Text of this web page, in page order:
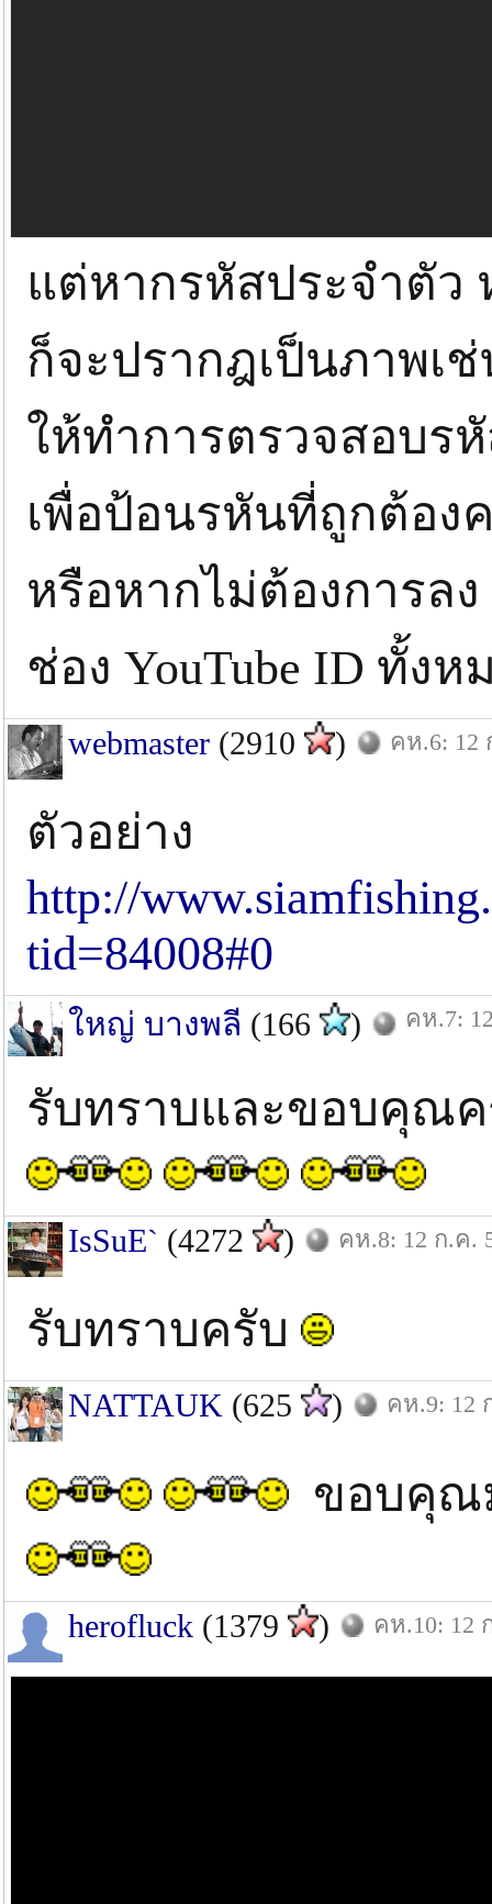
แต่หากรหัสประจำตัว
ก็จะปรากฎเป็นภาพเ
ให้ทำการตรวจสอบร
เพื่อป้อนรหันที่ถูกต้อง
หรือหากไม่ต้องการล
ช่อง YouTube ID ทั้งห
webmaster (2910 ) คห.6: 12
ตัวอย่าง
http://
tid=84008#0
ใหญ่ บางพลี (166 ) คห.7:
รับทราบและขอบคุ
IsSuE` (4272 ) คห.8: 12 ก.ค.
รับทราบครับ
NATTAUK (625 ) คห.9: 12
ขอบคุณ
herofluck (1379 ) คห.10: 12